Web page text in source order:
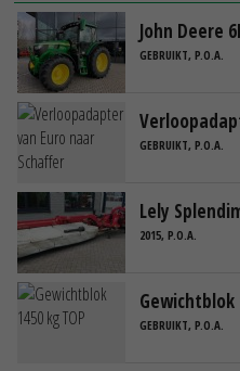
John Deere
GEBRUIKT, P.O.A.
GEBRUIKT, P.O.A.
Lely
2015, P.O.A.
Gewichtblok
GEBRUIKT, P.O.A.